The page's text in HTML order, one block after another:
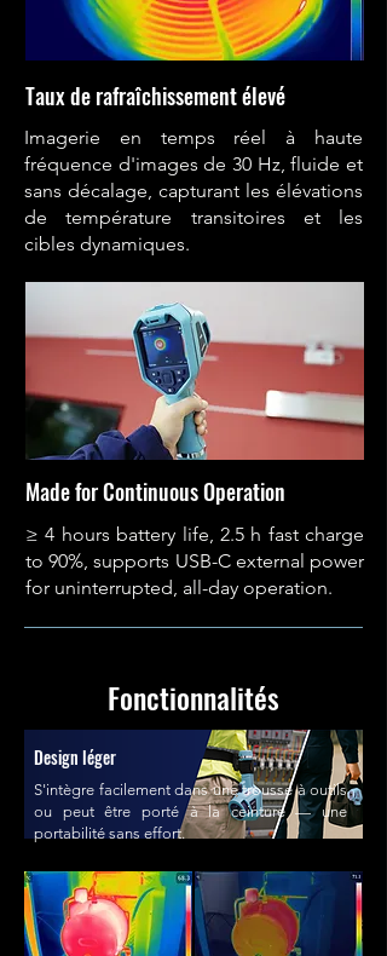
Taux de rafraîchissement élevé
Imagerie en temps réel à haute
fréquence d'images de 30 Hz, fluide et
sans décalage, capturant les élévations
de température transitoires et les
cibles dynamiques.
Made for Continuous Operation
≥ 4 hours battery life, 2.5 h fast charge
to 90%, supports USB-C external power
for uninterrupted, all-day operation.
Fonctionnalités
Design léger
S'intègre facilement dans une trousse à outils
ou peut être porté à la ceinture — une
portabilité sans effort.